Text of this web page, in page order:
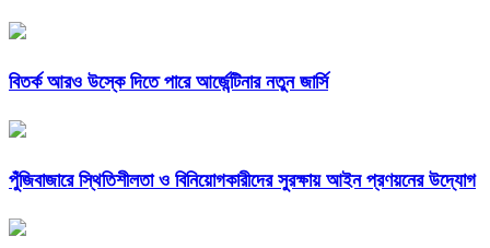
বিতর্ক আরও উস্কে দিতে পারে আর্জেন্টিনার নতুন জার্সি
পুঁজিবাজারে স্থিতিশীলতা ও বিনিয়োগকারীদের সুরক্ষায় আইন প্রণয়নের উদ্যোগ